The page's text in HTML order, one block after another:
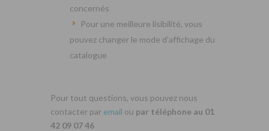
concernés
Pour une meilleure lisibilité, vous
pouvez changer le mode d’affichage du
catalogue
Pour tout questions, vous pouvez nous
contacter par email ou par téléphone au 01
42 09 07 46